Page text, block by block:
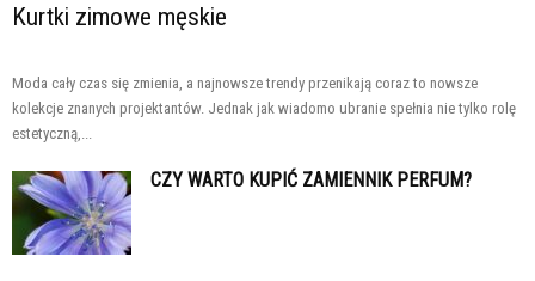
Kurtki zimowe męskie
Moda cały czas się zmienia, a najnowsze trendy przenikają coraz to nowsze
kolekcje znanych projektantów. Jednak jak wiadomo ubranie spełnia nie tylko rolę
estetyczną,...
CZY WARTO KUPIĆ ZAMIENNIK PERFUM?